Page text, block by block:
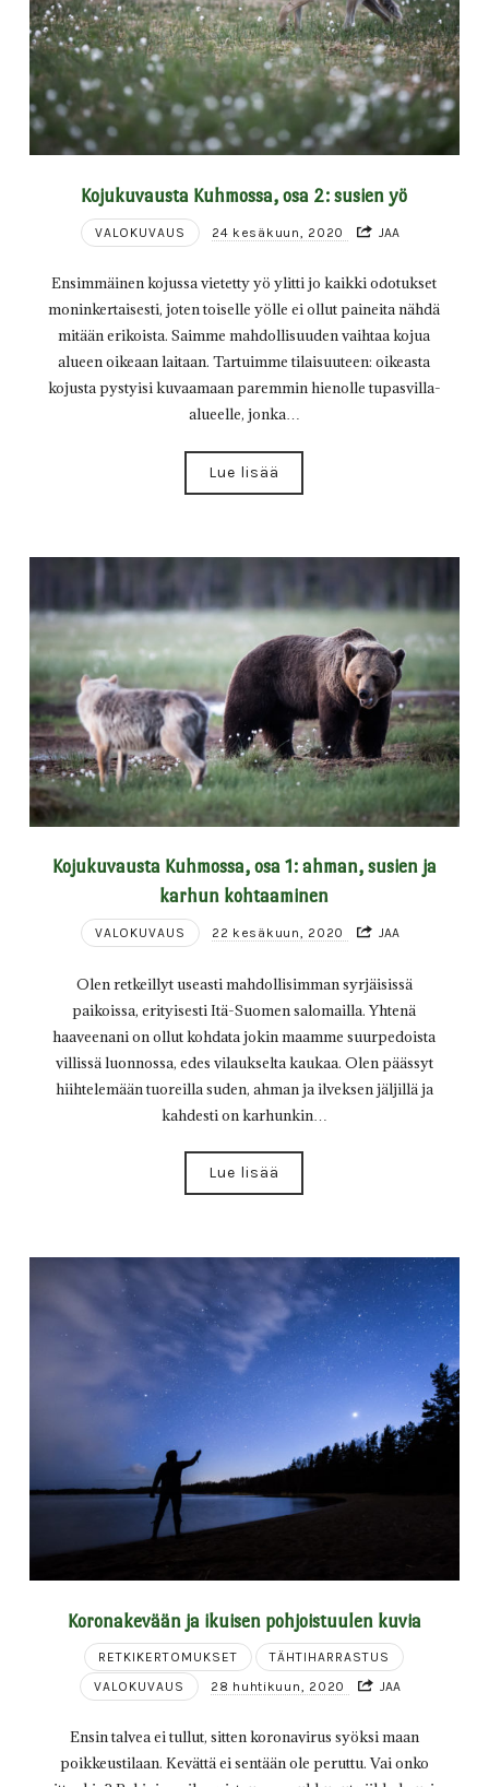
Kojukuvausta Kuhmossa, osa 2: susien yö
VALOKUVAUS 24 kesäkuun, 2020 JAA
Ensimmäinen kojussa vietetty yö ylitti jo kaikki odotukset
moninkertaisesti, joten toiselle yölle ei ollut paineita nähdä
mitään erikoista. Saimme mahdollisuuden vaihtaa kojua
alueen oikeaan laitaan. Tartuimme tilaisuuteen: oikeasta
kojusta pystyisi kuvaamaan paremmin hienolle tupasvilla-
alueelle, jonka…
Lue lisää
Kojukuvausta Kuhmossa, osa 1: ahman, susien ja
karhun kohtaaminen
VALOKUVAUS 22 kesäkuun, 2020 JAA
Olen retkeillyt useasti mahdollisimman syrjäisissä
paikoissa, erityisesti Itä-Suomen salomailla. Yhtenä
haaveenani on ollut kohdata jokin maamme suurpedoista
villissä luonnossa, edes vilaukselta kaukaa. Olen päässyt
hiihtelemään tuoreilla suden, ahman ja ilveksen jäljillä ja
kahdesti on karhunkin…
Lue lisää
Koronakevään ja ikuisen pohjoistuulen kuvia
RETKIKERTOMUKSET
TÄHTIHARRASTUS
VALOKUVAUS
28 huhtikuun, 2020 JAA
Ensin talvea ei tullut, sitten koronavirus syöksi maan
poikkeustilaan. Kevättä ei sentään ole peruttu. Vai onko